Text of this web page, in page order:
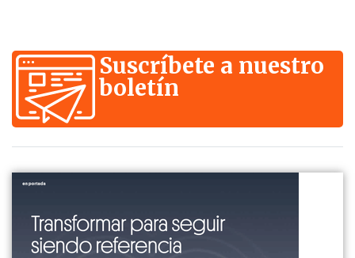
Suscríbete a nuestro
boletín